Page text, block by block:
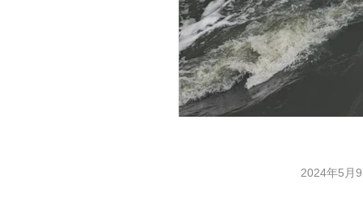
2024年5月